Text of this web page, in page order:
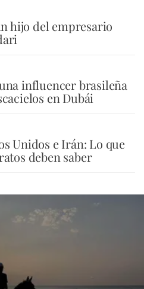
hijo del empresario
influencer brasileña
en Dubái
Unidos e Irán: Lo que
deben saber